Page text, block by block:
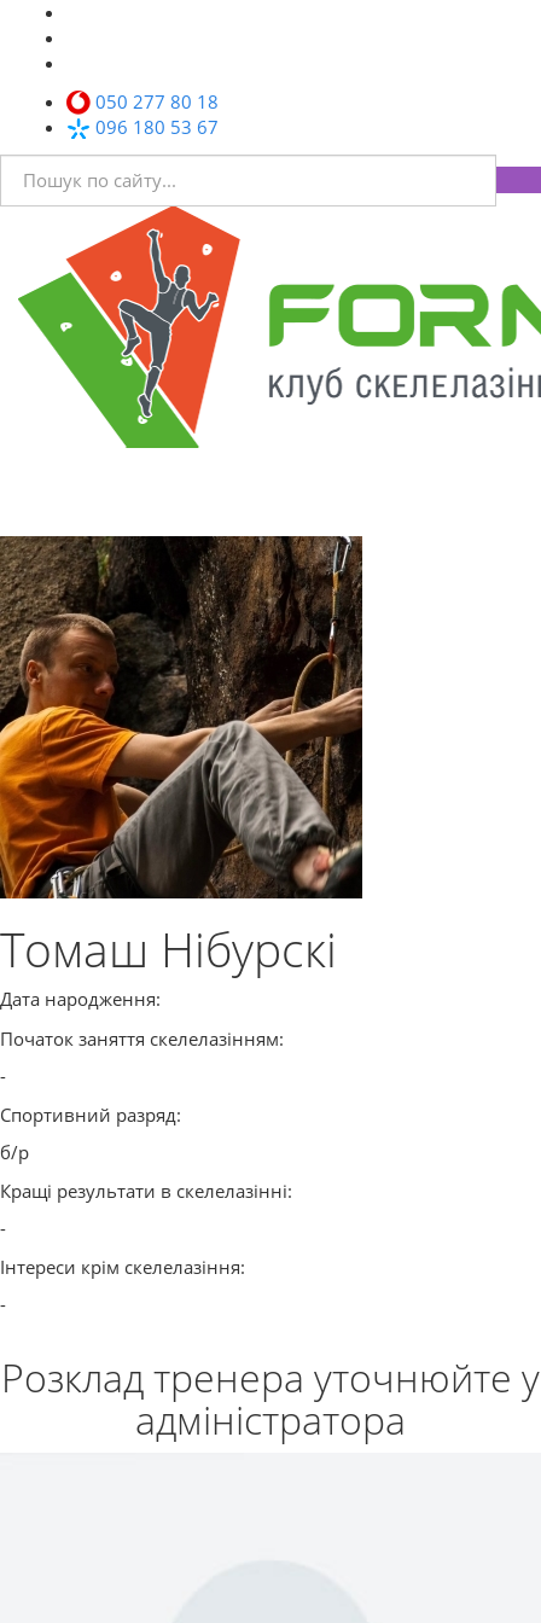
050 277 80 18
096 180 53 67
Томаш Нібурскі
Дата народження:
Початок заняття скелелазінням:
-
Спортивний разряд:
б/р
Кращі результати в скелелазінні:
-
Інтереси крім скелелазіння:
-
Розклад тренера уточнюйте у
адміністратора